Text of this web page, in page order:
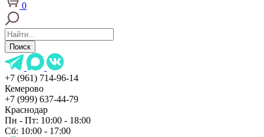
0
Поиск
+7 (961) 714-96-14
Кемерово
+7 (999) 637-44-79
Краснодар
Пн - Пт: 10:00 - 18:00
Сб: 10:00 - 17:00